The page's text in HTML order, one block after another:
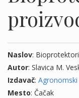
Naslov:
Autor: Slavica M.
Izdavač:
Mesto: Čačak